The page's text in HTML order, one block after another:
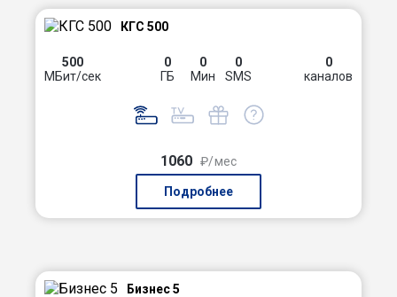
КГС 500
500
МБит/сек
0
ГБ
0
Мин
0
SMS
0
каналов
1060 ₽/мес
Подробнее
Бизнес 5